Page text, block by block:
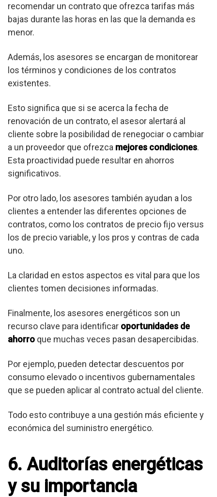
recomendar un contrato que ofrezca tarifas más
bajas durante las horas en las que la demanda es
menor.
Además, los asesores se encargan de monitorear
los términos y condiciones de los contratos
existentes.
Esto significa que si se acerca la fecha de
renovación de un contrato, el asesor alertará al
cliente sobre la posibilidad de renegociar o cambiar
a un proveedor que ofrezca mejores condiciones.
Esta proactividad puede resultar en ahorros
significativos.
Por otro lado, los asesores también ayudan a los
clientes a entender las diferentes opciones de
contratos, como los contratos de precio fijo versus
los de precio variable, y los pros y contras de cada
uno.
La claridad en estos aspectos es vital para que los
clientes tomen decisiones informadas.
Finalmente, los asesores energéticos son un
recurso clave para identificar oportunidades de
ahorro que muchas veces pasan desapercibidas.
Por ejemplo, pueden detectar descuentos por
consumo elevado o incentivos gubernamentales
que se pueden aplicar al contrato actual del cliente.
Todo esto contribuye a una gestión más eficiente y
económica del suministro energético.
6. Auditorías energéticas
y su importancia